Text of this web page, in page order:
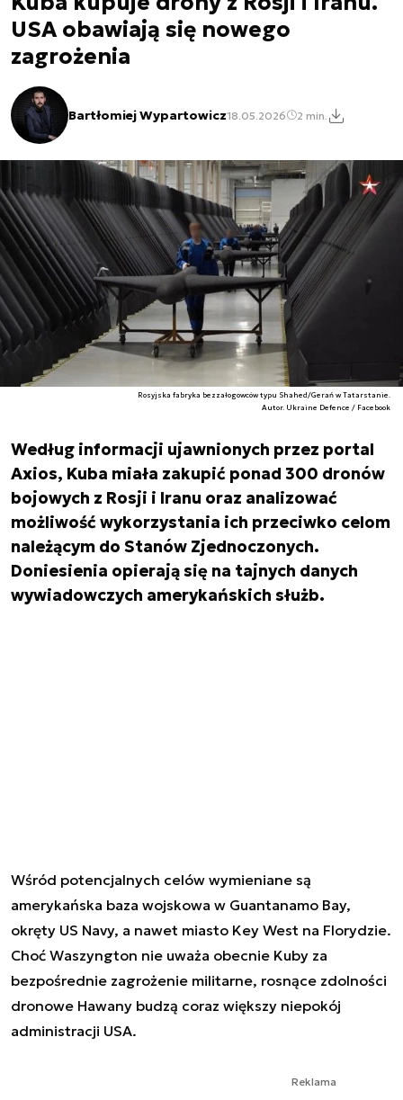
USA obawiają się nowego
zagrożenia
Bartłomiej Wypartowicz18.05.2026 2 min.
Rosyjska fabryka bezzałogowców typu Shahed/Gerań w Tatarstanie.
Autor. Ukraine Defence / Facebook
Według informacji ujawnionych przez portal
Axios, Kuba miała zakupić ponad 300 dronów
bojowych z Rosji i Iranu oraz analizować
możliwość wykorzystania ich przeciwko celom
należącym do Stanów Zjednoczonych.
Doniesienia opierają się na tajnych danych
wywiadowczych amerykańskich służb.
Wśród potencjalnych celów wymieniane są
amerykańska baza wojskowa w Guantanamo Bay,
okręty US Navy, a nawet miasto Key West na Florydzie.
Choć Waszyngton nie uważa obecnie Kuby za
bezpośrednie zagrożenie militarne, rosnące zdolności
dronowe Hawany budzą coraz większy niepokój
administracji USA.
Reklama